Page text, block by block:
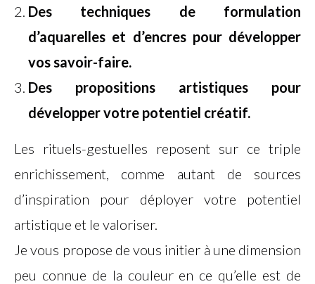
Des techniques de formulation
d’aquarelles et d’encres pour développer
vos savoir-faire.
Des propositions artistiques pour
développer votre potentiel créatif.
Les rituels-gestuelles reposent sur ce triple
enrichissement, comme autant de sources
d’inspiration pour déployer votre potentiel
artistique et le valoriser.
Je vous propose de vous initier à une dimension
peu connue de la couleur en ce qu’elle est de